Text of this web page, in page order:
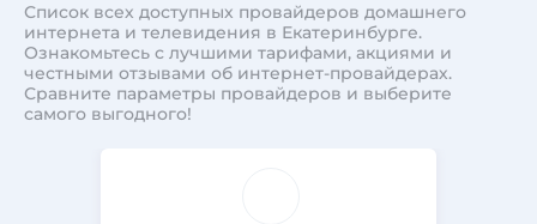
Список всех доступных провайдеров домашнего
интернета и телевидения в Екатеринбурге.
Ознакомьтесь с лучшими тарифами, акциями и
честными отзывами об интернет-провайдерах.
Сравните параметры провайдеров и выберите
самого выгодного!